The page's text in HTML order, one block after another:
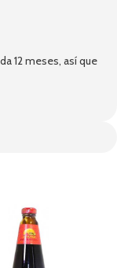
12 meses, así que